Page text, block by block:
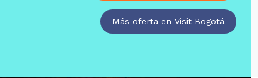
Más oferta en Visit Bogotá